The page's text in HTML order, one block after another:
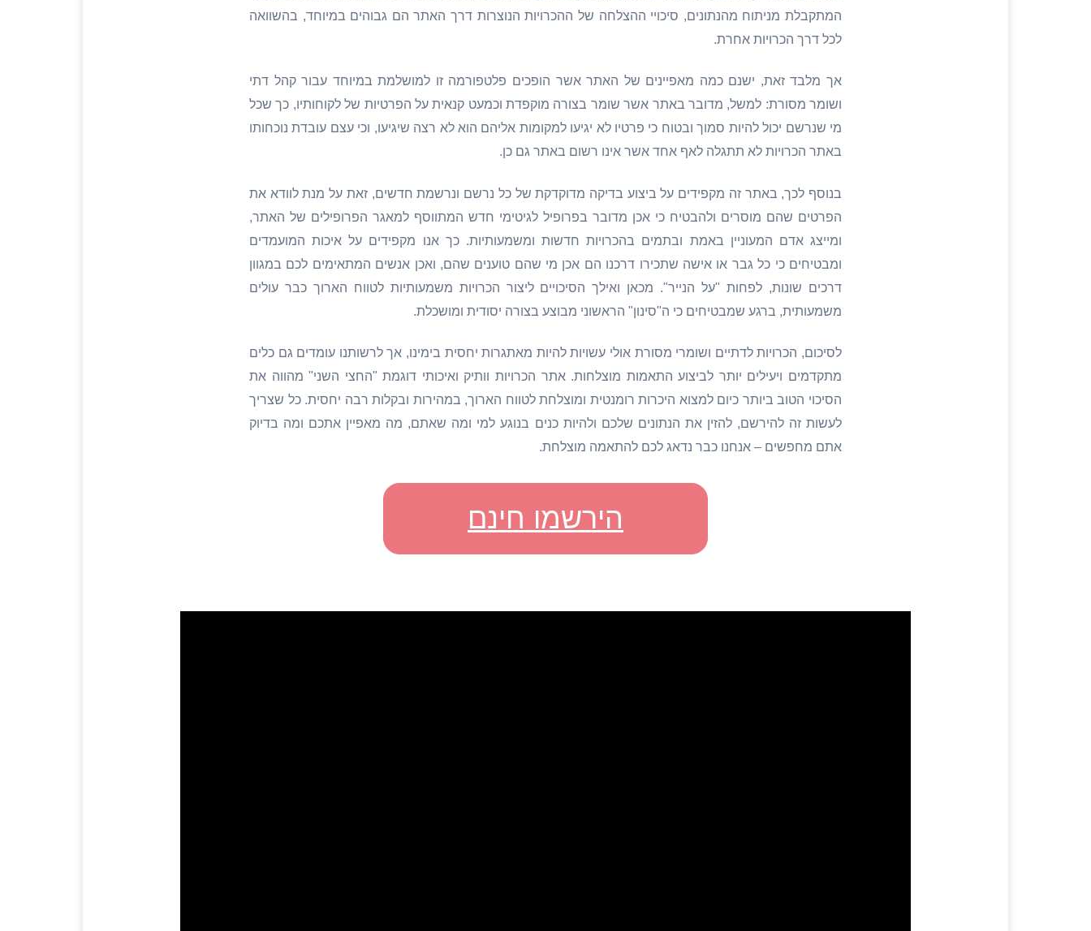
המתקבלת מניתוח מהנתונים, סיכויי ההצלחה של ההכרויות הנוצרות דרך האתר הם גבוהים במיוחד, בהשוואה
לכל דרך הכרויות אחרת.
אך מלבד זאת, ישנם כמה מאפיינים של האתר אשר הופכים פלטפורמה זו למושלמת במיוחד עבור קהל דתי
ושומר מסורת: למשל, מדובר באתר אשר שומר בצורה מוקפדת וכמעט קנאית על הפרטיות של לקוחותיו, כך שכל
מי שנרשם יכול להיות סמוך ובטוח כי פרטיו לא יגיעו למקומות אליהם הוא לא רצה שיגיעו, וכי עצם עובדת נוכחותו
באתר הכרויות לא תתגלה לאף אחד אשר אינו רשום באתר גם כן.
בנוסף לכך, באתר זה מקפידים על ביצוע בדיקה מדוקדקת של כל נרשם ונרשמת חדשים, זאת על מנת לוודא את
הפרטים שהם מוסרים ולהבטיח כי אכן מדובר בפרופיל לגיטימי חדש המתווסף למאגר הפרופילים של האתר,
ומייצג אדם המעוניין באמת ובתמים בהכרויות חדשות ומשמעותיות. כך אנו מקפידים על איכות המועמדים
ומבטיחים כי כל גבר או אישה שתכירו דרכנו הם אכן מי שהם טוענים שהם, ואכן אנשים המתאימים לכם במגוון
דרכים שונות, לפחות "על הנייר". מכאן ואילך הסיכויים ליצור הכרויות משמעותיות לטווח הארוך כבר עולים
משמעותית, ברגע שמבטיחים כי ה"סינון" הראשוני מבוצע בצורה יסודית ומושכלת.
לסיכום, הכרויות לדתיים ושומרי מסורת אולי עשויות להיות מאתגרות יחסית בימינו, אך לרשותנו עומדים גם כלים
מתקדמים ויעילים יותר לביצוע התאמות מוצלחות. אתר הכרויות וותיק ואיכותי דוגמת "החצי השני" מהווה את
הסיכוי הטוב ביותר כיום למצוא היכרות רומנטית ומוצלחת לטווח הארוך, במהירות ובקלות רבה יחסית. כל שצריך
לעשות זה להירשם, להזין את הנתונים שלכם ולהיות כנים בנוגע למי ומה שאתם, מה מאפיין אתכם ומה בדיוק
אתם מחפשים – אנחנו כבר נדאג לכם להתאמה מוצלחת.
הירשמו חינם